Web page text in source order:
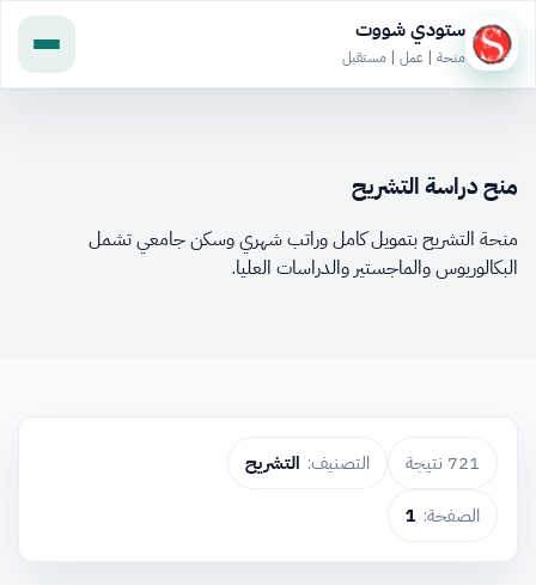
ستودي شووت
منحة | عمل | مستقبل
منح دراسة التشريح
منحة التشريح بتمويل كامل وراتب شهري وسكن جامعي تشمل
البكالوريوس والماجستير والدراسات العليا.
721 نتيجة التصنيف: التشريح
الصفحة: 1